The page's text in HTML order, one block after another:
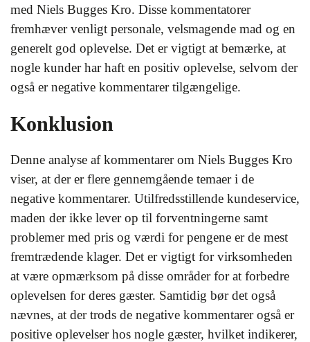
med Niels Bugges Kro. Disse kommentatorer
fremhæver venligt personale, velsmagende mad og en
generelt god oplevelse. Det er vigtigt at bemærke, at
nogle kunder har haft en positiv oplevelse, selvom der
også er negative kommentarer tilgængelige.
Konklusion
Denne analyse af kommentarer om Niels Bugges Kro
viser, at der er flere gennemgående temaer i de
negative kommentarer. Utilfredsstillende kundeservice,
maden der ikke lever op til forventningerne samt
problemer med pris og værdi for pengene er de mest
fremtrædende klager. Det er vigtigt for virksomheden
at være opmærksom på disse områder for at forbedre
oplevelsen for deres gæster. Samtidig bør det også
nævnes, at der trods de negative kommentarer også er
positive oplevelser hos nogle gæster, hvilket indikerer,